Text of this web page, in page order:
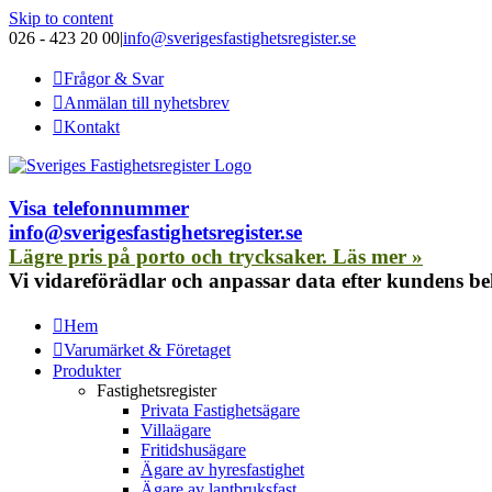
Skip to content
026 - 423 20 00|info@sverigesfastighetsregister.se
Frågor & Svar
Anmälan till nyhetsbrev
Kontakt
Visa telefonnummer
info@sverigesfastighetsregister.se
Lägre pris på porto och trycksaker. Läs mer »
Vi vidareförädlar och anpassar data efter kundens
Hem
Varumärket & Företaget
Produkter
Fastighetsregister
Privata Fastighetsägare
Villaägare
Fritidshusägare
Ägare av hyresfastighet